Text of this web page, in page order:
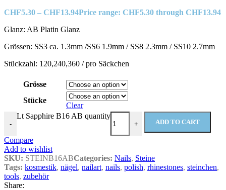
CHF5.30 – CHF13.94Price range: CHF5.30 through CHF13.94
Glanz: AB Platin Glanz
Grössen: SS3 ca. 1.3mm /SS6 1.9mm / SS8 2.3mm / SS10 2.7mm
Stückzahl: 120,240,360 / pro Säckchen
Grösse
Stücke
Clear
-
Lt Sapphire B16 AB quantity
+ ADD TO CART
Compare
Add to wishlist
SKU: STEINB16ABCategories: Nails, Steine
Tags: kosmestik, nägel, nailart, nails, polish, rhinestones, steinchen,
tools, zubehör
Share: